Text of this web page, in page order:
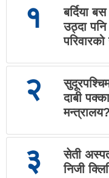
१
बर्दिया
उठ्दा पनि
परिवारको
२
दाबी
मन्त्रालय?
३
सेती
निजी